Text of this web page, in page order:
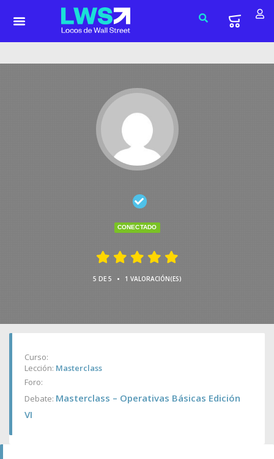
CONECTADO
5 DE 5 • 1 VALORACIÓN(ES)
Curso:
Lección: Masterclass
Foro:
Debate: Masterclass – Operativas Básicas Edición
VI